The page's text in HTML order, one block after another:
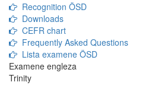
Recognition ÖSD
Downloads
CEFR chart
Frequently Asked Questions
Lista examene ÖSD
Examene engleza
Trinity